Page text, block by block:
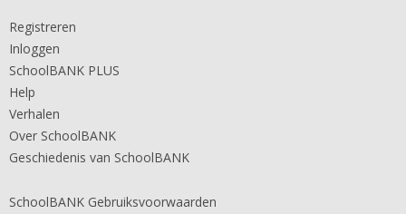
Registreren
Inloggen
SchoolBANK PLUS
Help
Verhalen
Over SchoolBANK
Geschiedenis van SchoolBANK
SchoolBANK Gebruiksvoorwaarden